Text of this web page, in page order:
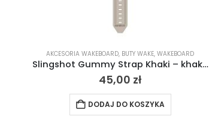
AKCESORIA WAKEBOARD, BUTY WAKE,WAKEBOARD
Slingshot Gummy Strap Khaki – khaki 2023
45,00 zł
DODAJ DO KOSZYKA